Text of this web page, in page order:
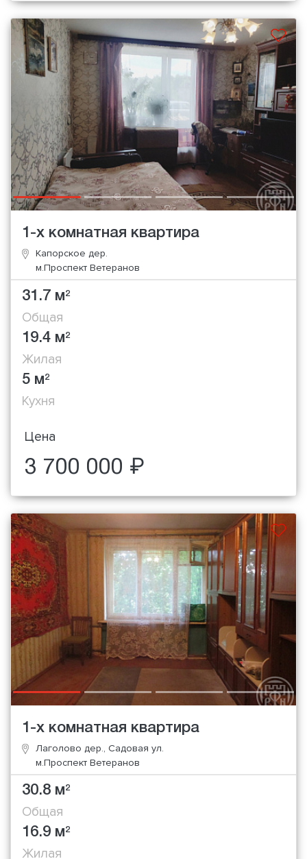
1-х комнатная квартира
Капорское дер.
м.Проспект Ветеранов
31.7 м2
Общая
19.4 м2
Жилая
5 м2
Кухня
Цена
3 700 000 ₽
1-х комнатная квартира
Лаголово дер., Садовая ул.
м.Проспект Ветеранов
30.8 м2
Общая
16.9 м2
Жилая